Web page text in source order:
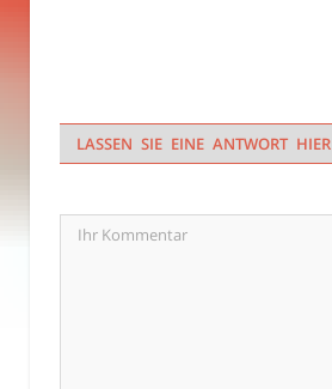
LASSEN SIE EINE ANTWORT HIER